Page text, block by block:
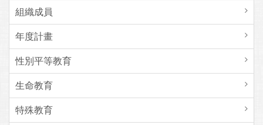
組織成員
年度計畫
性別平等教育
生命教育
特殊教育